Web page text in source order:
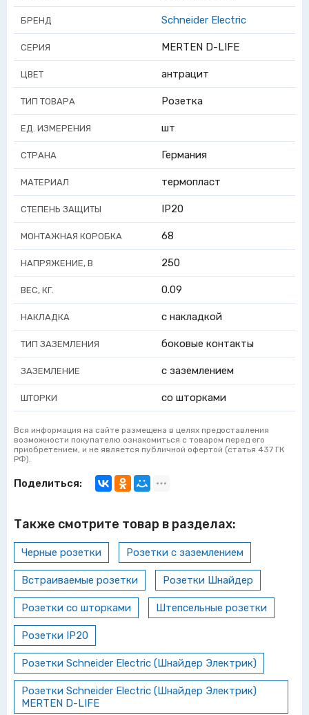
БРЕНД Schneider Electric
СЕРИЯ MERTEN D-LIFE
ЦВЕТ антрацит
ТИП ТОВАРА Розетка
ЕД. ИЗМЕРЕНИЯ шт
СТРАНА Германия
МАТЕРИАЛ термопласт
СТЕПЕНЬ ЗАЩИТЫ IP20
МОНТАЖНАЯ КОРОБКА 68
НАПРЯЖЕНИЕ, В 250
ВЕС, КГ. 0.09
НАКЛАДКА с накладкой
ТИП ЗАЗЕМЛЕНИЯ боковые контакты
ЗАЗЕМЛЕНИЕ с заземлением
ШТОРКИ со шторками
Вся информация на сайте размещена в целях предоставления
возможности покупателю ознакомиться с товаром перед его
приобретением, и не является публичной офертой (статья 437 ГК
РФ).
Поделиться:
Также смотрите товар в разделах:
Черные розетки Розетки с заземлением
Встраиваемые розетки Розетки Шнайдер
Розетки со шторками Штепсельные розетки
Розетки IP20
Розетки Schneider Electric (Шнайдер Электрик)
Розетки Schneider Electric (Шнайдер Электрик)
MERTEN D-LIFE